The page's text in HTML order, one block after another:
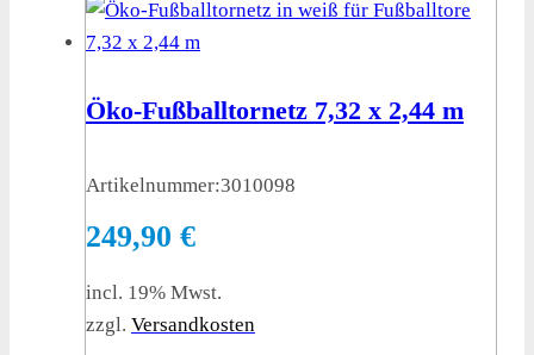
Öko-Fußballtornetz 7,32 x 2,44 m
Artikelnummer:3010098
249,90 €
incl. 19% Mwst.
zzgl. Versandkosten